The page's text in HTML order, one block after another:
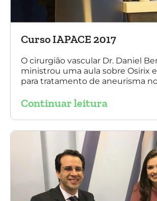
Curso IAPACE 2017
O cirurgião vascular Dr. Daniel
ministrou uma aula sobre Osirix
para tratamento de aneurisma
2017). Agradecemos a todos os
Sergio Belczak pelo convite!
Continuar leitura